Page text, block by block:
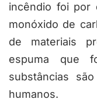
incêndio foi por
monóxido de
de materiais
espuma que
substâncias
humanos.